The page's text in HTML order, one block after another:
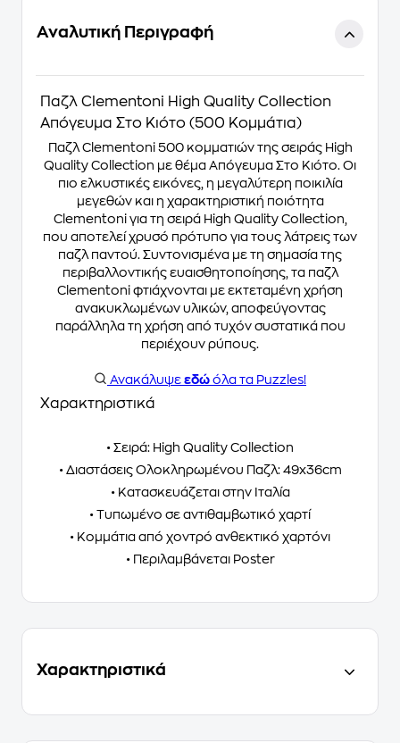
Αναλυτική Περιγραφή
Παζλ Clementoni High Quality Collection
Απόγευμα Στο Κιότο (500 Κομμάτια)
Παζλ Clementoni 500 κομματιών της σειράς High
Quality Collection με θέμα Απόγευμα Στο Κιότο. Οι
πιο ελκυστικές εικόνες, η μεγαλύτερη ποικιλία
μεγεθών και η χαρακτηριστική ποιότητα
Clementoni για τη σειρά High Quality Collection,
που αποτελεί χρυσό πρότυπο για τους λάτρεις των
παζλ παντού. Συντονισμένα με τη σημασία της
περιβαλλοντικής ευαισθητοποίησης, τα παζλ
Clementoni φτιάχνονται με εκτεταμένη χρήση
ανακυκλωμένων υλικών, αποφεύγοντας
παράλληλα τη χρήση από τυχόν συστατικά που
περιέχουν ρύπους.
Ανακάλυψε εδώ όλα τα Puzzles!
Χαρακτηριστικά
• Σειρά: High Quality Collection
• Διαστάσεις Ολοκληρωμένου Παζλ: 49x36cm
• Κατασκευάζεται στην Ιταλία
• Τυπωμένο σε αντιθαμβωτικό χαρτί
• Κομμάτια από χοντρό ανθεκτικό χαρτόνι
• Περιλαμβάνεται Poster
Χαρακτηριστικά